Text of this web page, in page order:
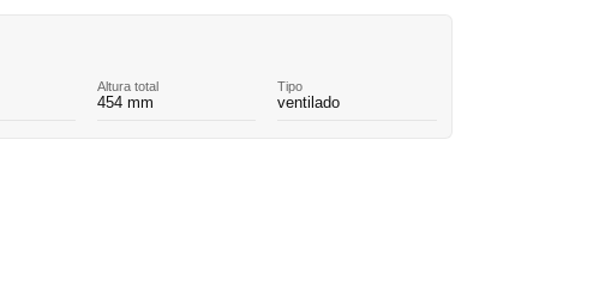
Altura total
454 mm
Tipo
ventilado